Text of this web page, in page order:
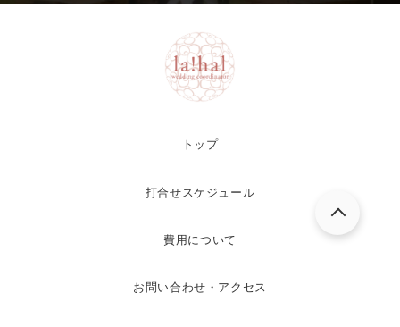
トップ
打合せスケジュール
費用について
お問い合わせ・アクセス